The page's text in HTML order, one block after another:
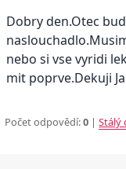
Dobry den.Otec
nebo si vse vyridi
mit poprve.Dekuji
Počet odpovědí:0 |Stálý